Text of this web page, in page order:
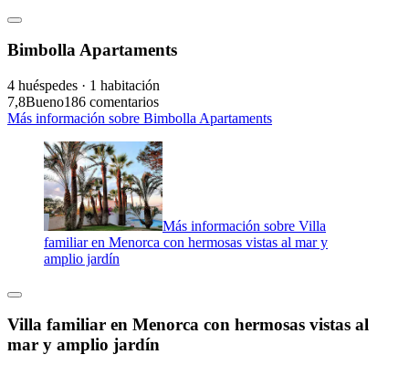
Bimbolla Apartaments
4 huéspedes · 1 habitación
7,8Bueno186 comentarios
Más información sobre Bimbolla Apartaments
Más información sobre Villa
familiar en Menorca con hermosas vistas al mar y
amplio jardín
Villa familiar en Menorca con hermosas vistas al
mar y amplio jardín